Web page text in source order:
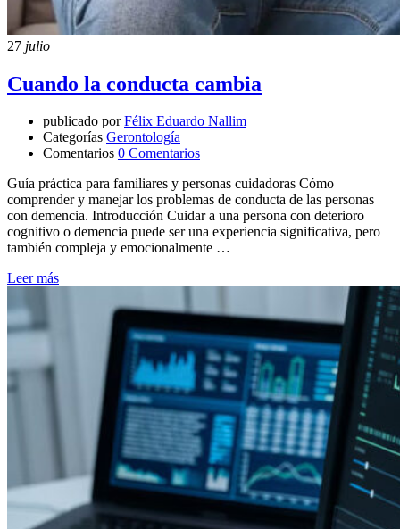
27 julio
Cuando la conducta cambia
publicado por Félix Eduardo Nallim
Categorías Gerontología
Comentarios 0 Comentarios
Guía práctica para familiares y personas cuidadoras Cómo
comprender y manejar los problemas de conducta de las personas
con demencia. Introducción Cuidar a una persona con deterioro
cognitivo o demencia puede ser una experiencia significativa, pero
también compleja y emocionalmente …
Leer más